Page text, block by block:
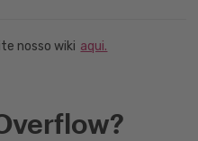
nosso wiki aqui.